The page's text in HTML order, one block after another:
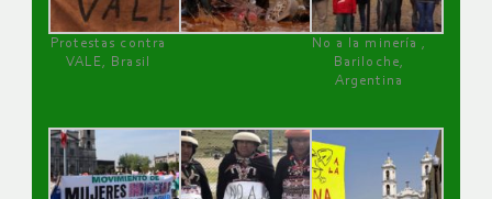
Protestas contra
VALE, Brasil
No a la minería ,
Bariloche,
Argentina